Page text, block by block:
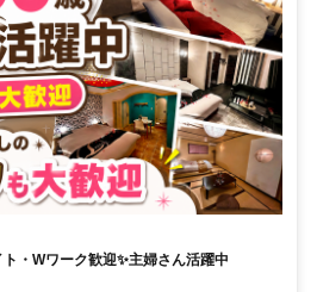
・Wワーク歓迎✨主婦さん活躍中